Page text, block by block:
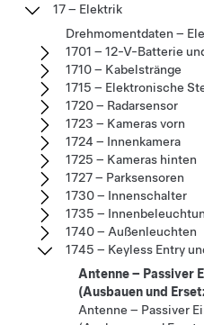
17 – Elektrik
Drehmomentdaten –
1701 – 12-V-Batterie
1710 – Kabelstränge
1715 – Elektronische
1720 – Radarsensor
1723 – Kameras vorn
1724 – Innenkamera
1725 – Kameras hinten
1727 – Parksensoren
1730 – Innenschalter
1735 –
1740 – Außenleuchten
1745 – Keyless Entry
Antenne – Passiver
(Ausbauen und
Antenne – Passiver